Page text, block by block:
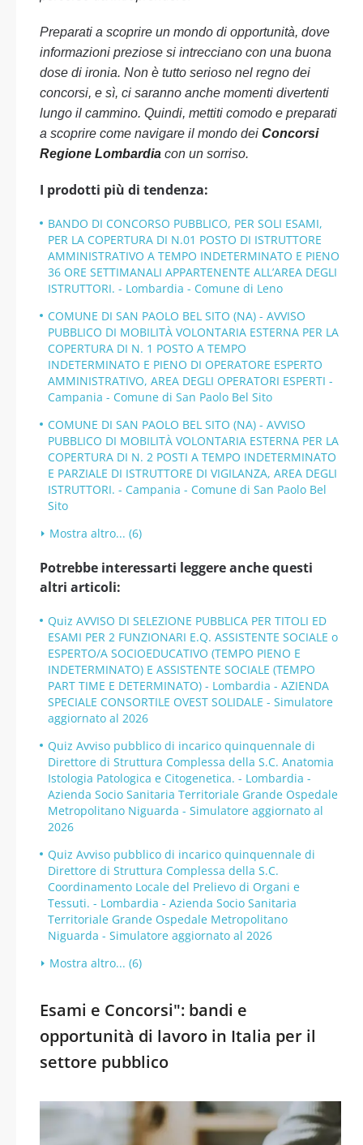
Preparati a scoprire un mondo di opportunità, dove
informazioni preziose si intrecciano con una buona
dose di ironia. Non è tutto serioso nel regno dei
concorsi, e sì, ci saranno anche momenti divertenti
lungo il cammino. Quindi, mettiti comodo e preparati
a scoprire come navigare il mondo dei Concorsi
Regione Lombardia con un sorriso.
I prodotti più di tendenza:
BANDO DI CONCORSO PUBBLICO, PER SOLI ESAMI,
PER LA COPERTURA DI N.01 POSTO DI ISTRUTTORE
AMMINISTRATIVO A TEMPO INDETERMINATO E PIENO
36 ORE SETTIMANALI APPARTENENTE ALL’AREA DEGLI
ISTRUTTORI. - Lombardia - Comune di Leno
COMUNE DI SAN PAOLO BEL SITO (NA) - AVVISO
PUBBLICO DI MOBILITÀ VOLONTARIA ESTERNA PER LA
COPERTURA DI N. 1 POSTO A TEMPO
INDETERMINATO E PIENO DI OPERATORE ESPERTO
AMMINISTRATIVO, AREA DEGLI OPERATORI ESPERTI -
Campania - Comune di San Paolo Bel Sito
COMUNE DI SAN PAOLO BEL SITO (NA) - AVVISO
PUBBLICO DI MOBILITÀ VOLONTARIA ESTERNA PER LA
COPERTURA DI N. 2 POSTI A TEMPO INDETERMINATO
E PARZIALE DI ISTRUTTORE DI VIGILANZA, AREA DEGLI
ISTRUTTORI. - Campania - Comune di San Paolo Bel
Sito
Mostra altro... (6)
Potrebbe interessarti leggere anche questi
altri articoli:
Quiz AVVISO DI SELEZIONE PUBBLICA PER TITOLI ED
ESAMI PER 2 FUNZIONARI E.Q. ASSISTENTE SOCIALE o
ESPERTO/A SOCIOEDUCATIVO (TEMPO PIENO E
INDETERMINATO) E ASSISTENTE SOCIALE (TEMPO
PART TIME E DETERMINATO) - Lombardia - AZIENDA
SPECIALE CONSORTILE OVEST SOLIDALE - Simulatore
aggiornato al 2026
Quiz Avviso pubblico di incarico quinquennale di
Direttore di Struttura Complessa della S.C. Anatomia
Istologia Patologica e Citogenetica. - Lombardia -
Azienda Socio Sanitaria Territoriale Grande Ospedale
Metropolitano Niguarda - Simulatore aggiornato al
2026
Quiz Avviso pubblico di incarico quinquennale di
Direttore di Struttura Complessa della S.C.
Coordinamento Locale del Prelievo di Organi e
Tessuti. - Lombardia - Azienda Socio Sanitaria
Territoriale Grande Ospedale Metropolitano
Niguarda - Simulatore aggiornato al 2026
Mostra altro... (6)
Esami e Concorsi": bandi e
opportunità di lavoro in Italia per il
settore pubblico